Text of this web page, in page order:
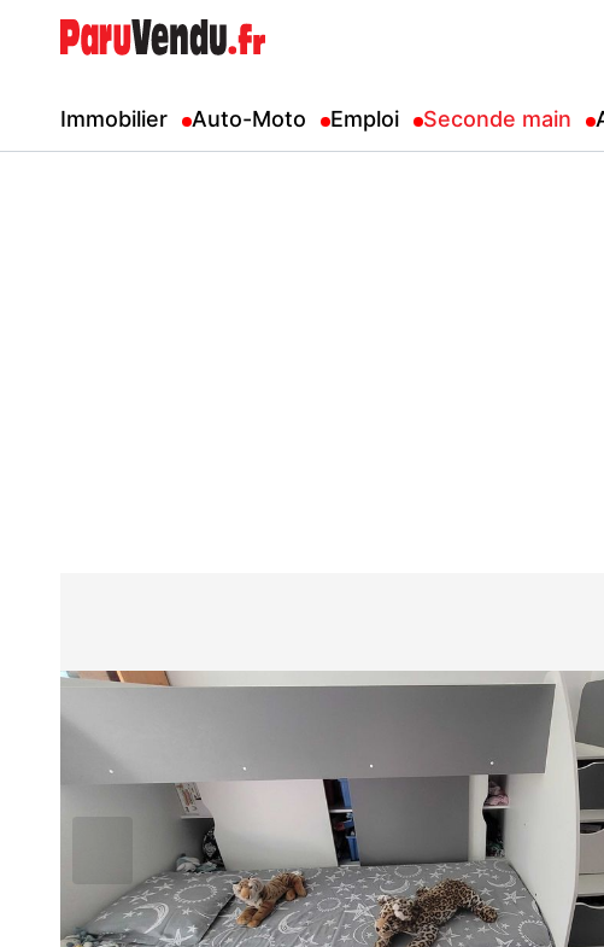
Immobilier Auto-Moto Emploi Seconde main